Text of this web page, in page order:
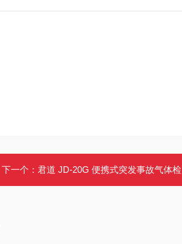
下一个： 君道 JD-20G 便携式突发事故气体检测箱 支持一氧化碳等20类气体